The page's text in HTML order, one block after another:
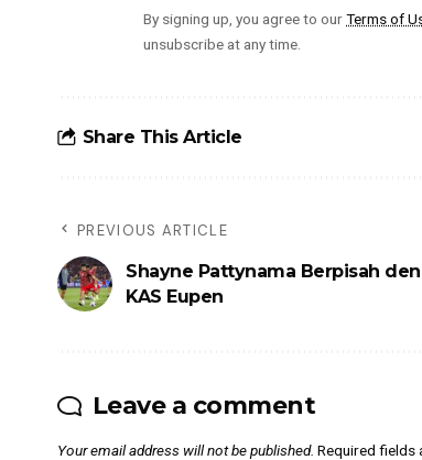
By signing up, you agree to ourTerms of
unsubscribe at any time.
Share This Article
PREVIOUS ARTICLE
Shayne Pattynama Berpisah
KAS Eupen
Leave a comment
Your email address will not be published. Required fields